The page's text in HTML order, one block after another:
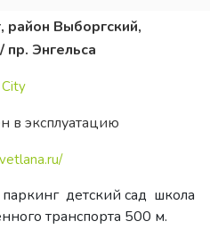
район Выборгский,
пр. Энгельса
в эксплуатацию
паркинг детский сад школа
транспорта 500 м.